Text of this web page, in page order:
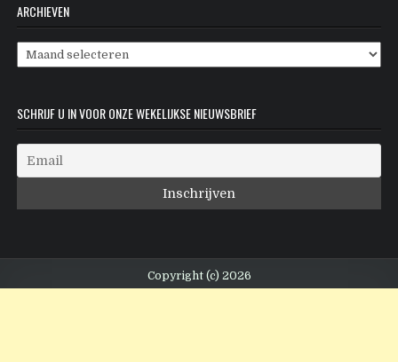
ARCHIEVEN
Archieven
SCHRIJF U IN VOOR ONZE WEKELIJKSE NIEUWSBRIEF
Copyright (c) 2026